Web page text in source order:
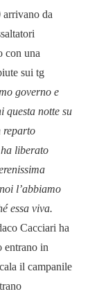
da
con una
sui tg
governo e
questa notte su
reparto
liberato
l’abbiamo
essa viva.
Cacciari ha
entrano in
il campanile